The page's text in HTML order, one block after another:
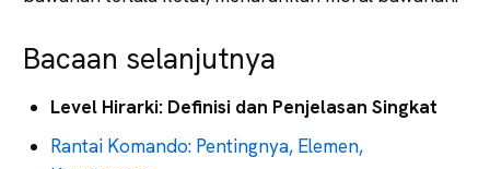
Bacaan selanjutnya
Level Hirarki: Definisi dan Penjelasan Singkat
Rantai Komando: Pentingnya, Elemen,